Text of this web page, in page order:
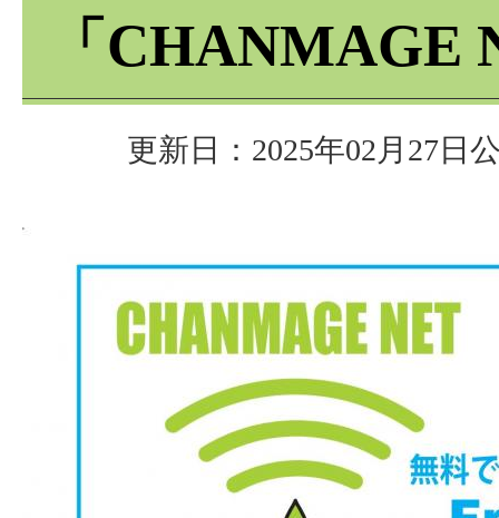
「CHANMAGE
更新日：2025年02月27日